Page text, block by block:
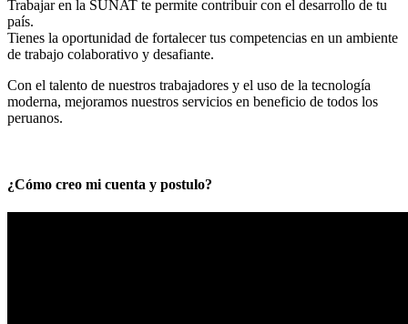
Trabajar en la SUNAT te permite contribuir con el desarrollo de tu
país.
Tienes la oportunidad de fortalecer tus competencias en un ambiente
de trabajo colaborativo y desafiante.
Con el talento de nuestros trabajadores y el uso de la tecnología
moderna, mejoramos nuestros servicios en beneficio de todos los
peruanos.
¿Cómo creo mi cuenta y postulo?